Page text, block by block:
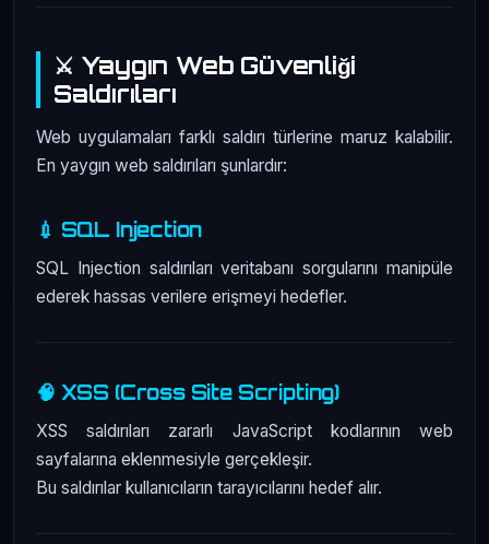
⚔️ Yaygın Web Güvenliği
Saldırıları
Web uygulamaları farklı saldırı türlerine maruz kalabilir.
En yaygın web saldırıları şunlardır:
💉 SQL Injection
SQL Injection saldırıları veritabanı sorgularını manipüle
ederek hassas verilere erişmeyi hedefler.
🧠 XSS (Cross Site Scripting)
XSS saldırıları zararlı JavaScript kodlarının web
sayfalarına eklenmesiyle gerçekleşir.
Bu saldırılar kullanıcıların tarayıcılarını hedef alır.